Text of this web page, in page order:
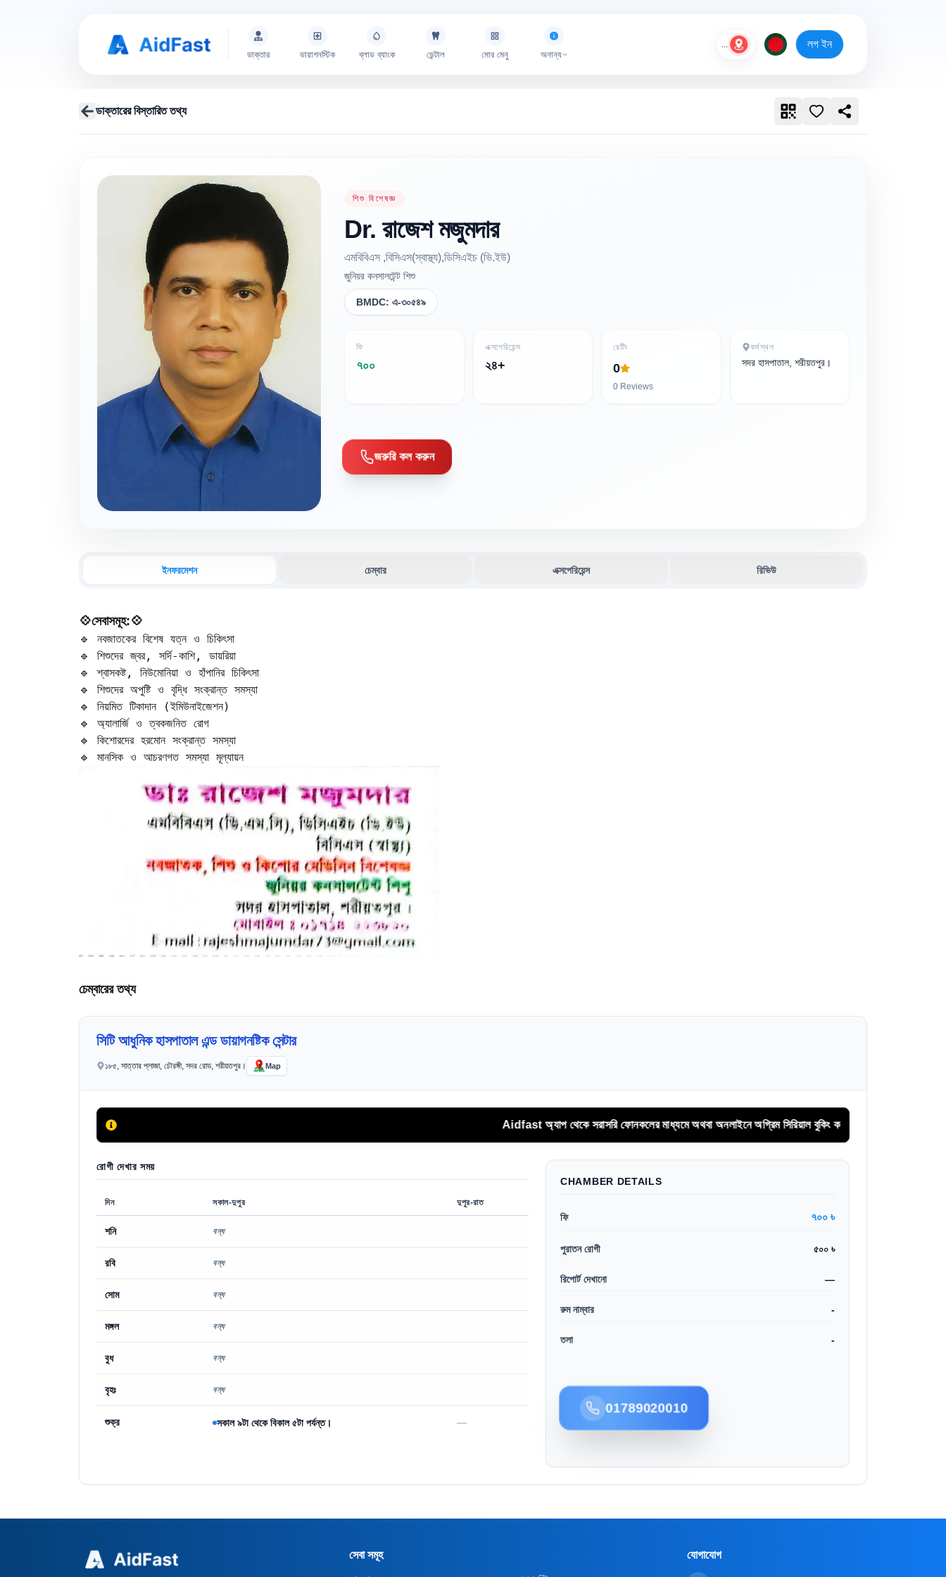
ডাক্তার ডায়াগনস্টিক ব্লাড ব্যাংক ডেন্টাল মোর মেনু অনান্য
লগ ইন
ডাক্তারের বিস্তারিত তথ্য
শিশু বিশেষজ্ঞ
Dr. রাজেশ মজুমদার
এমবিবিএস ,বিসিএস(স্বাস্থ্য),ডিসিএইচ (ভি.ইউ)
জুনিয়র কনসালটেন্ট শিশু
BMDC: এ-৩০৫৪৯
ফি
৭০০
এক্সপেরিয়েন্স
২৪+
রেটিং
0
0 Reviews
কর্মস্থল
সদর হাসপাতাল, শরীয়তপুর।
জরুরি কল করুন
ইনফরমেশন চেম্বার এক্সপেরিয়েন্স রিভিউ
💠সেবাসমূহ:💠
🔹 নবজাতকের বিশেষ যত্ন ও চিকিৎসা
🔹 শিশুদের জ্বর, সর্দি-কাশি, ডায়রিয়া
🔹 শ্বাসকষ্ট, নিউমোনিয়া ও হাঁপানির চিকিৎসা
🔹 শিশুদের অপুষ্টি ও বৃদ্ধি সংক্রান্ত সমস্যা
🔹 নিয়মিত টিকাদান (ইমিউনাইজেশন)
🔹 অ্যালার্জি ও ত্বকজনিত রোগ
🔹 কিশোরদের হরমোন সংক্রান্ত সমস্যা
🔹 মানসিক ও আচরণগত সমস্যা মূল্যায়ন
চেম্বারের তথ্য
সিটি আধুনিক হাসপাতাল এন্ড ডায়াগনষ্টিক সেন্টার
১৮৫, সাত্তার প্লাজা, চৌরঙ্গী, সদর রোড, শরীয়তপুর। Map
Aidfast অ্যাপ থেকে সরাসরি ফোনকলের মাধ্যমে অথবা অনলাইনে অগ্রিম সিরিয়াল বুকিং করুন।
রোগী দেখার সময়
দিন সকাল-দুপুর দুপুর-রাত
শনি বন্ধ
রবি বন্ধ
সোম বন্ধ
মঙ্গল বন্ধ
বুধ বন্ধ
বৃহঃ বন্ধ
শুক্র সকাল ৯টা থেকে বিকাল ৫টা পর্যন্ত। —
CHAMBER DETAILS
ফি ৭০০ ৳
পুরাতন রোগী ৫০০ ৳
রিপোর্ট দেখানো —
রুম নাম্বার -
তলা -
01789020010
সেবা সমূহ যোগাযোগ